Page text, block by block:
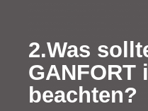
2.Was
beachten?